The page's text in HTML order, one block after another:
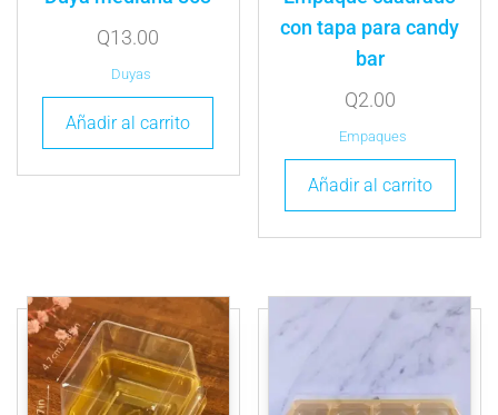
Q13.00
Duyas
Añadir al carrito
con tapa para candy
bar
Q2.00
Empaques
Añadir al carrito